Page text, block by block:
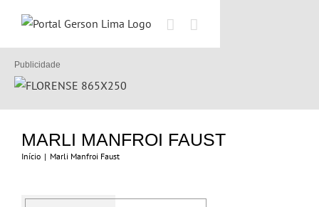
o
conteúdo
Publicidade
MARLI MANFROI FAUST
Início | Marli Manfroi Faust